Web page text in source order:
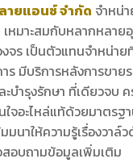
ายแอนซ์ จำกัด จำหน่
หมาะสมกับหลากหลาย
จร เป็นตัวแทนจำหน่า
ร มีบริการหลังการขา
ะบำรุงรักษา ที่เดียวจบ
จอะไหล่แท้ด้วยมาตรฐ
นาให้ความรู้เรื่องวาล์
อบถามข้อมูลเพิ่มเติม